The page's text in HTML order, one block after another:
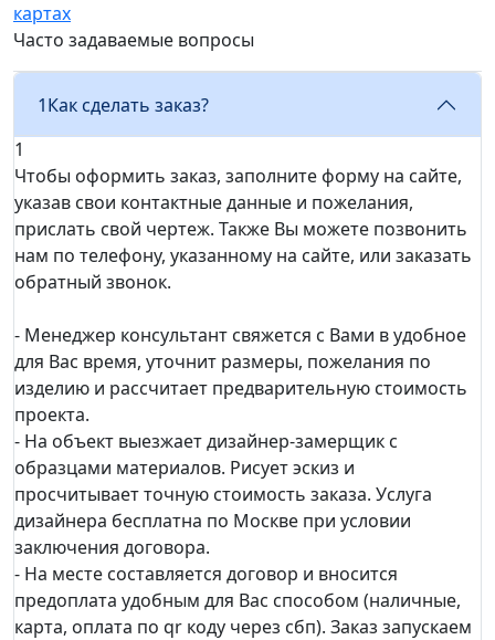
картах
Часто задаваемые вопросы
1Как сделать заказ?
1
Чтобы оформить заказ, заполните форму на сайте,
указав свои контактные данные и пожелания,
прислать свой чертеж. Также Вы можете позвонить
нам по телефону, указанному на сайте, или заказать
обратный звонок.
- Менеджер консультант свяжется с Вами в удобное
для Вас время, уточнит размеры, пожелания по
изделию и рассчитает предварительную стоимость
проекта.
- На объект выезжает дизайнер-замерщик с
образцами материалов. Рисует эскиз и
просчитывает точную стоимость заказа. Услуга
дизайнера бесплатна по Москве при условии
заключения договора.
- На месте составляется договор и вносится
предоплата удобным для Вас способом (наличные,
карта, оплата по qr коду через сбп). Заказ запускаем